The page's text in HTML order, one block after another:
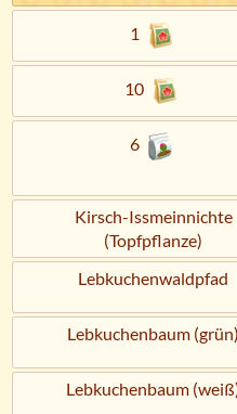
1
10
6
Kirsch-Issmeinnichte
(Topfpflanze)
Lebkuchenwaldpfad
Lebkuchenbaum (grün)
Lebkuchenbaum